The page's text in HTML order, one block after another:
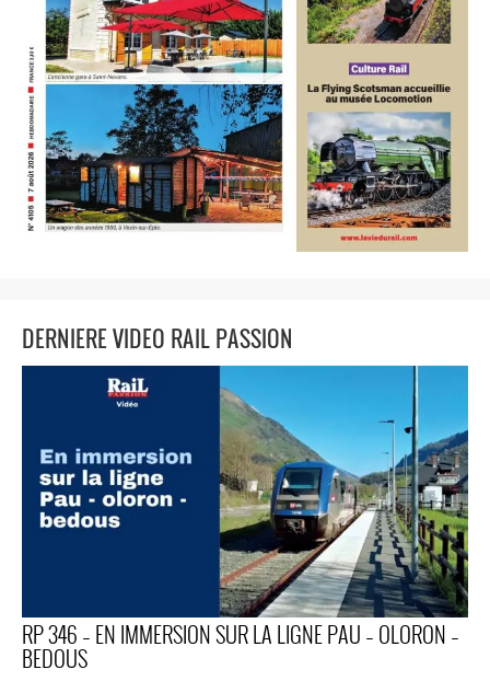
DERNIERE VIDEO RAIL PASSION
RP 346 – EN IMMERSION SUR LA LIGNE PAU – OLORON –
BEDOUS